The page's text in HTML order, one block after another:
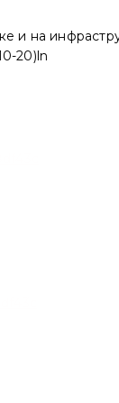
и на
20)ln